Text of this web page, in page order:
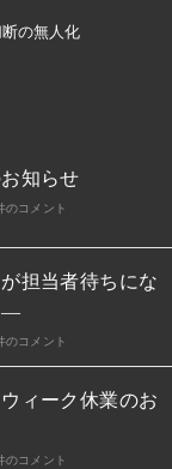
の無人化
知らせ
のコメント
担当者待ちにな
―
のコメント
ィーク休業のお
のコメント